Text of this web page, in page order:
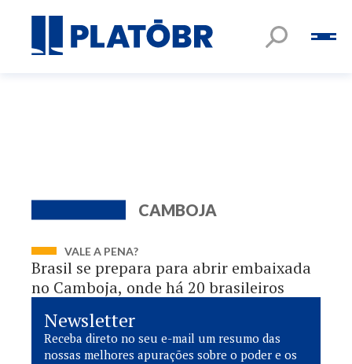
CAMBOJA
VALE A PENA?
Brasil se prepara para abrir embaixada
no Camboja, onde há 20 brasileiros
Newsletter
Receba direto no seu e-mail um resumo das
nossas melhores apurações sobre o poder e os